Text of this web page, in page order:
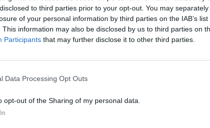
to third parties prior to your opt-out. You may
of your personal information by third parties on the IAB’s
This information may also be disclosed by us to third parties on
Participants that may further disclose it to other third parties.
Data Processing Opt Outs
opt-out of the Sharing of my personal data.
bude v některých zemích poskytovatelům
hardware, které pak mohou prodejci